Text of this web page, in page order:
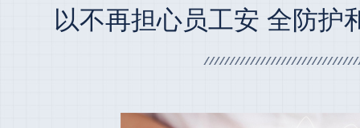
以不再担心员工安 全防护